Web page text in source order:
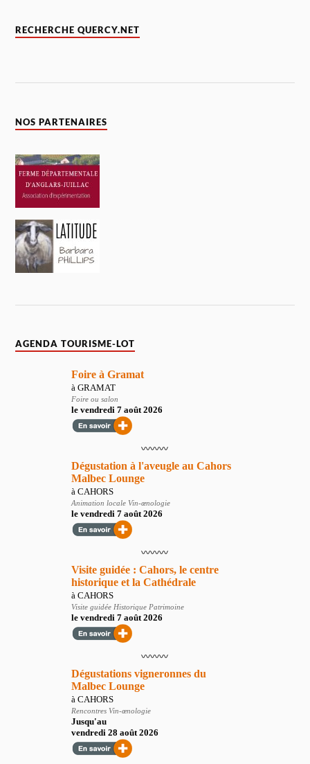
RECHERCHE QUERCY.NET
NOS PARTENAIRES
AGENDA TOURISME-LOT